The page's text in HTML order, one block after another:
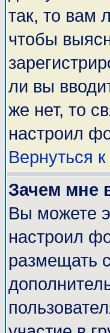
так, то вам
чтобы
ли вы
же нет, то
настроил
Вернуться
Зачем мне
Вы можете
настроил
размещать